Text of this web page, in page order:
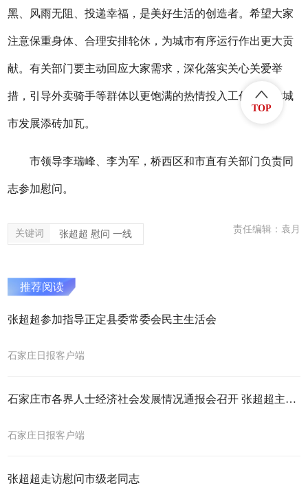
黑、风雨无阻、投递幸福，是美好生活的创造者。希望大家
注意保重身体、合理安排轮休，为城市有序运行作出更大贡
献。有关部门要主动回应大家需求，深化落实关心关爱举
措，引导外卖骑手等群体以更饱满的热情投入工作中，为城
市发展添砖加瓦。
市领导李瑞峰、李为军，桥西区和市直有关部门负责同
志参加慰问。
关键词 张超超 慰问 一线 责任编辑：袁月
推荐阅读
张超超参加指导正定县委常委会民主生活会
石家庄日报客户端
石家庄市各界人士经济社会发展情况通报会召开 张超超主持并讲话
石家庄日报客户端
张超超走访慰问市级老同志
TOP